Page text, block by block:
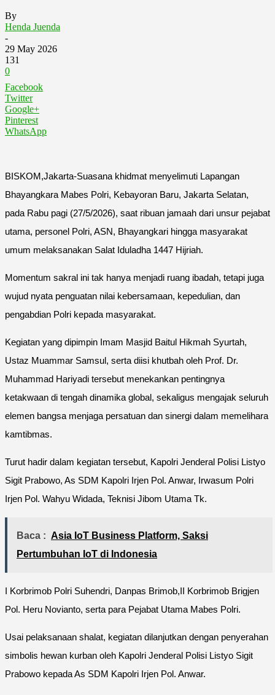
By
Henda Juenda
-
29 May 2026
131
0
Facebook
Twitter
Google+
Pinterest
WhatsApp
BISKOM,Jakarta-Suasana khidmat menyelimuti Lapangan
Bhayangkara Mabes Polri, Kebayoran Baru, Jakarta Selatan,
pada Rabu pagi (27/5/2026), saat ribuan jamaah dari unsur pejabat
utama, personel Polri, ASN, Bhayangkari hingga masyarakat
umum melaksanakan Salat Iduladha 1447 Hijriah.
Momentum sakral ini tak hanya menjadi ruang ibadah, tetapi juga
wujud nyata penguatan nilai kebersamaan, kepedulian, dan
pengabdian Polri kepada masyarakat.
Kegiatan yang dipimpin Imam Masjid Baitul Hikmah Syurtah,
Ustaz Muammar Samsul, serta diisi khutbah oleh Prof. Dr.
Muhammad Hariyadi tersebut menekankan pentingnya
ketakwaan di tengah dinamika global, sekaligus mengajak seluruh
elemen bangsa menjaga persatuan dan sinergi dalam memelihara
kamtibmas.
Turut hadir dalam kegiatan tersebut, Kapolri Jenderal Polisi Listyo
Sigit Prabowo, As SDM Kapolri Irjen Pol. Anwar, Irwasum Polri
Irjen Pol. Wahyu Widada, Teknisi Jibom Utama Tk.
Baca : Asia IoT Business Platform, Saksi
Pertumbuhan IoT di Indonesia
I Korbrimob Polri Suhendri, Danpas Brimob,II Korbrimob Brigjen
Pol. Heru Novianto, serta para Pejabat Utama Mabes Polri.
Usai pelaksanaan shalat, kegiatan dilanjutkan dengan penyerahan
simbolis hewan kurban oleh Kapolri Jenderal Polisi Listyo Sigit
Prabowo kepada As SDM Kapolri Irjen Pol. Anwar.